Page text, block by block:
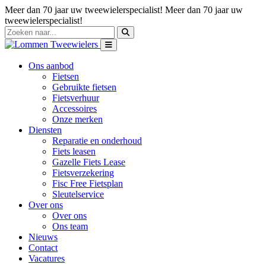
Meer dan 70 jaar uw tweewielerspecialist! Meer dan 70 jaar uw
tweewielerspecialist!
Ons aanbod
Fietsen
Gebruikte fietsen
Fietsverhuur
Accessoires
Onze merken
Diensten
Reparatie en onderhoud
Fiets leasen
Gazelle Fiets Lease
Fietsverzekering
Fisc Free Fietsplan
Sleutelservice
Over ons
Over ons
Ons team
Nieuws
Contact
Vacatures